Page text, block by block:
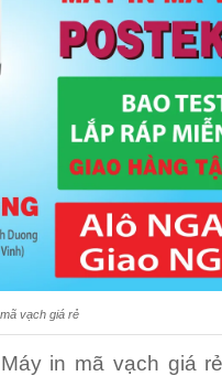
vạch giá rẻ
in mã vạch giá